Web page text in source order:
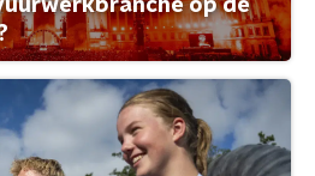
op de